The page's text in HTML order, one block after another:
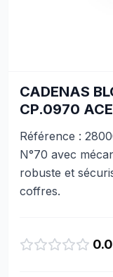
CADENAS
CP.0970
Référence :
N°70 avec
robuste et
coffres.
0.0